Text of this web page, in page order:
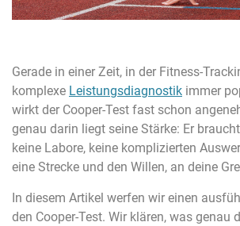
Gerade in einer Zeit, in der Fitness-
komplexe Leistungsdiagnostik immer
wirkt der Cooper-Test fast schon
genau darin liegt seine Stärke: Er
keine Labore, keine komplizierten
eine Strecke und den Willen, an deine
In diesem Artikel werfen wir einen
den Cooper-Test. Wir klären, was genau